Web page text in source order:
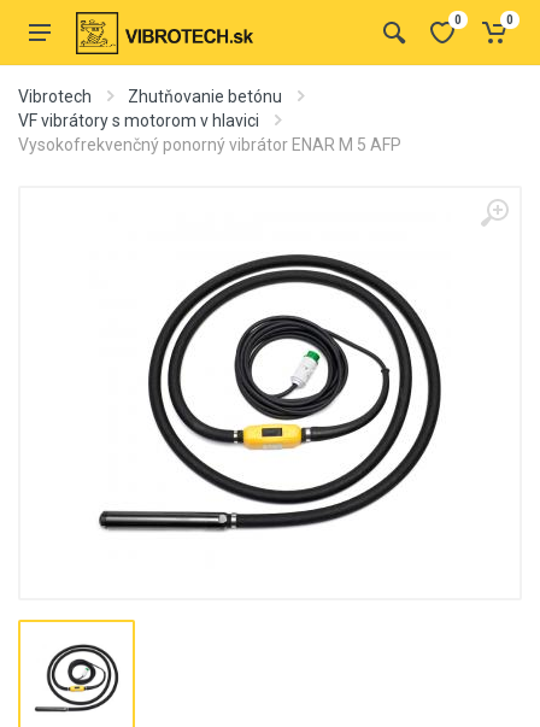
0 0
Vibrotech
Zhutňovanie betónu
VF vibrátory s motorom v hlavici
Vysokofrekvenčný ponorný vibrátor ENAR M 5 AFP